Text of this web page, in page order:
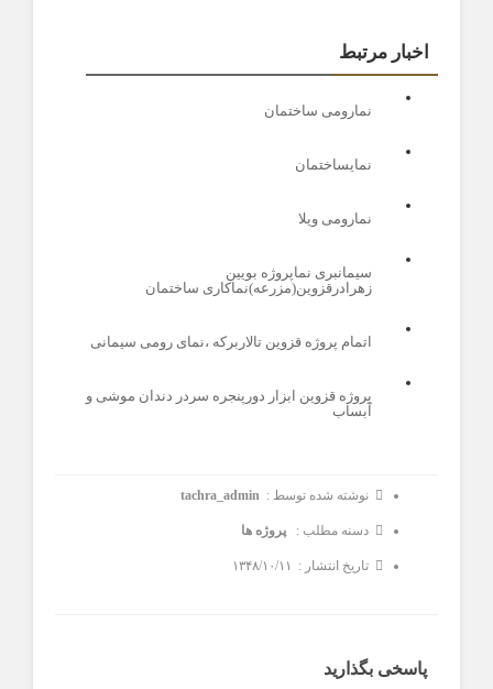
اخبار مرتبط
نمارومی ساختمان
نمایساختمان
نمارومی ویلا
سیمانبری نماپروژه بویین
زهرادرقزوین(مزرعه)نماکاری ساختمان
اتمام پروژه قزوین تالاربرکه ،نمای رومی سیمانی
پروژه قزوین ابزار دورپنجره سردر دندان موشی و
آبساب
نوشته شده توسط : tachra_admin
دسنه مطلب : پروژه ها
تاریخ انتشار : ۱۳۴۸/۱۰/۱۱
پاسخی بگذارید